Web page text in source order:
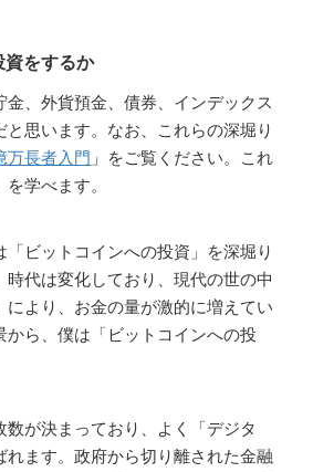
資をするか
金、外貨預金、債券、インデックス
思います。なお、これらの深堀り
万長者入門 」をご覧ください。これ
学べます。
「ビットコインへの投資」を深堀り
時代は変化しており、現代の世の中
により、お金の量が激的に増えてい
から、僕は「ビットコインへの投
数が決まっており、よく「デジタ
れます。政府から切り離された金融